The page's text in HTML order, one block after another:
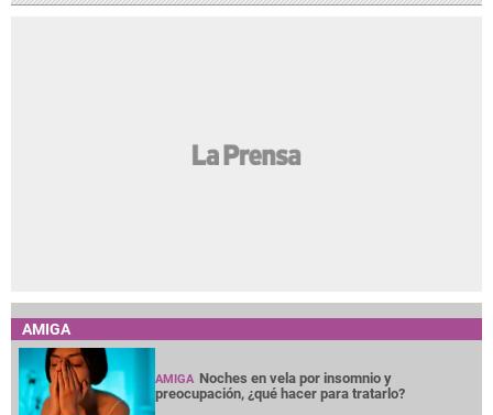
AMIGA
AMIGA Noches en vela por insomnio y
preocupación, ¿qué hacer para tratarlo?